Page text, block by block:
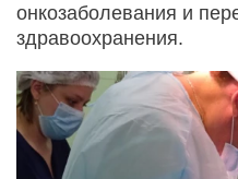
онкозаболевания и
здравоохранения.